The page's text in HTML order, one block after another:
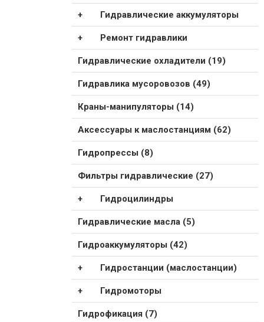
Гидравлические аккумуляторы
Ремонт гидравлики
Гидравлические охладители (19)
Гидравлика мусоровозов (49)
Краны-манипуляторы (14)
Аксессуары к маслостанциям (62)
Гидропрессы (8)
Фильтры гидравлические (27)
Гидроцилиндры
Гидравлические масла (5)
Гидроаккумуляторы (42)
Гидростанции (маслостанции)
Гидромоторы
Гидрофикация (7)